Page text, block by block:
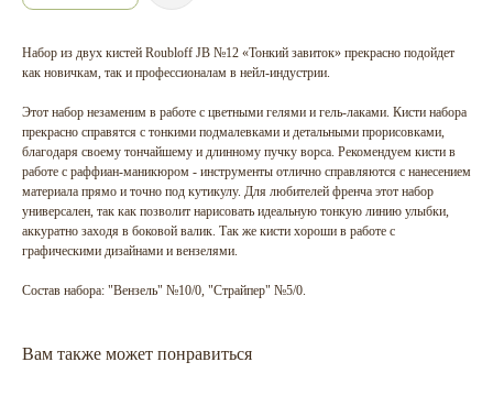
Набор из двух кистей Roubloff JB №12 «Тонкий завиток» прекрасно подойдет
как новичкам, так и профессионалам в нейл-индустрии.
Этот набор незаменим в работе с цветными гелями и гель-лаками. Кисти набора
прекрасно справятся с тонкими подмалевками и детальными прорисовками,
благодаря своему тончайшему и длинному пучку ворса. Рекомендуем кисти в
работе с раффиан-маникюром - инструменты отлично справляются с нанесением
материала прямо и точно под кутикулу. Для любителей френча этот набор
универсален, так как позволит нарисовать идеальную тонкую линию улыбки,
аккуратно заходя в боковой валик. Так же кисти хороши в работе с
графическими дизайнами и вензелями.
Состав набора: "Вензель" №10/0, "Страйпер" №5/0.
Вам также может понравиться
КАТАЛОГ
БРЕНДЫ
ДОСТАВКА
КОНТАКТЫ
ГЛАВНАЯ